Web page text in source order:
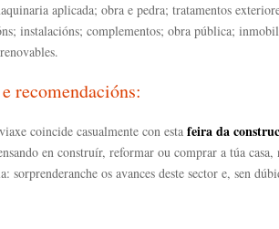
aplicada; obra e pedra; tratamentos
instalacións; complementos; obra pública;
recomendacións:
coincide casualmente con esta feira da
en construír, reformar ou comprar a túa casa,
sorprenderanche os avances deste sector e, sen